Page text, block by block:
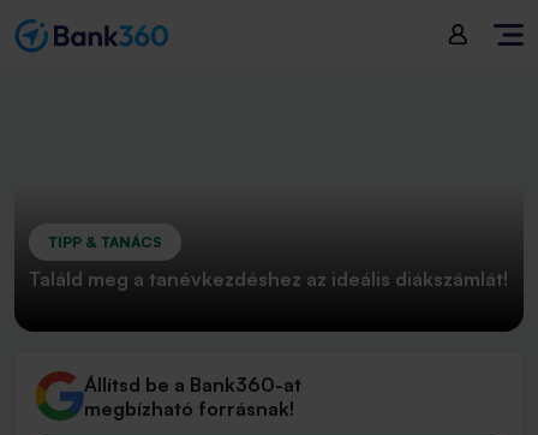
TIPP & TANÁCS
Találd meg a tanévkezdéshez az ideális diákszámlát!
Állítsd be a Bank360-at
megbízható forrásnak!